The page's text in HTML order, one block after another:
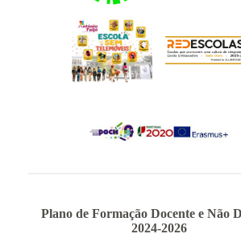
Plano de Formação Docente e Não
2024-2026